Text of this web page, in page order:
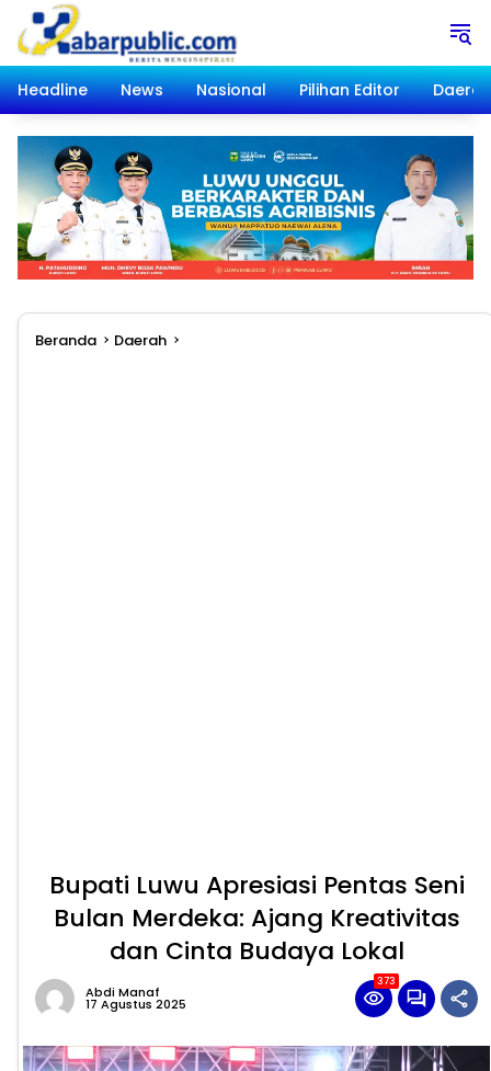
Langsung
konten
Headline
News Nasional Pilihan Editor Daerah
Beranda Daerah
Bupati Luwu Apresiasi Pentas Seni
Bulan Merdeka: Ajang Kreativitas
dan Cinta Budaya Lokal
Abdi Manaf
17 Agustus 2025
373